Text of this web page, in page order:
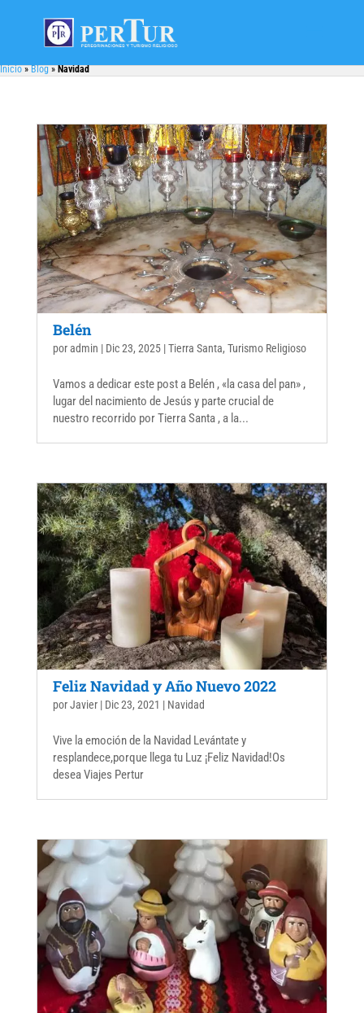
Inicio»Blog»Navidad
Belén
poradmin | Dic 23, 2025|Tierra Santa, Turismo Religioso
Vamos a dedicar este post a Belén , «la casa del pan» ,
lugar del nacimiento de Jesús y parte crucial de
nuestro recorrido por Tierra Santa , a la...
Feliz Navidad y Año Nuevo 2022
porJavier| Dic 23, 2021 | Navidad
Vive la emoción de la Navidad Levántate y
resplandece,porque llega tu Luz ¡Feliz Navidad!Os
desea Viajes Pertur